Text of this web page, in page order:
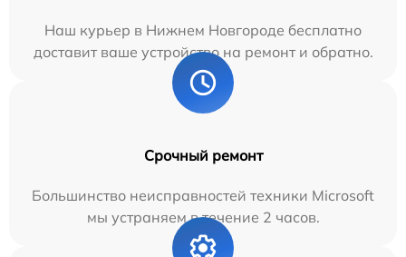
Наш курьер в Нижнем Новгороде бесплатно
доставит ваше устройство на ремонт и обратно.
Срочный ремонт
Большинство неисправностей техники Microsoft
мы устраняем в течение 2 часов.